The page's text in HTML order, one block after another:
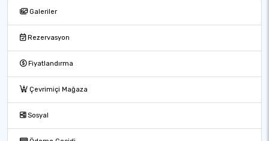
Galeriler
Rezervasyon
Fiyatlandırma
Çevrimiçi Mağaza
Sosyal